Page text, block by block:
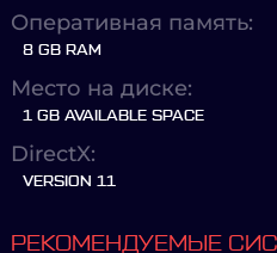
Оперативная память:
8 GB RAM
Место на диске:
1 GB AVAILABLE SPACE
DirectX:
VERSION 11
РЕКОМЕНДУЕМЫЕ